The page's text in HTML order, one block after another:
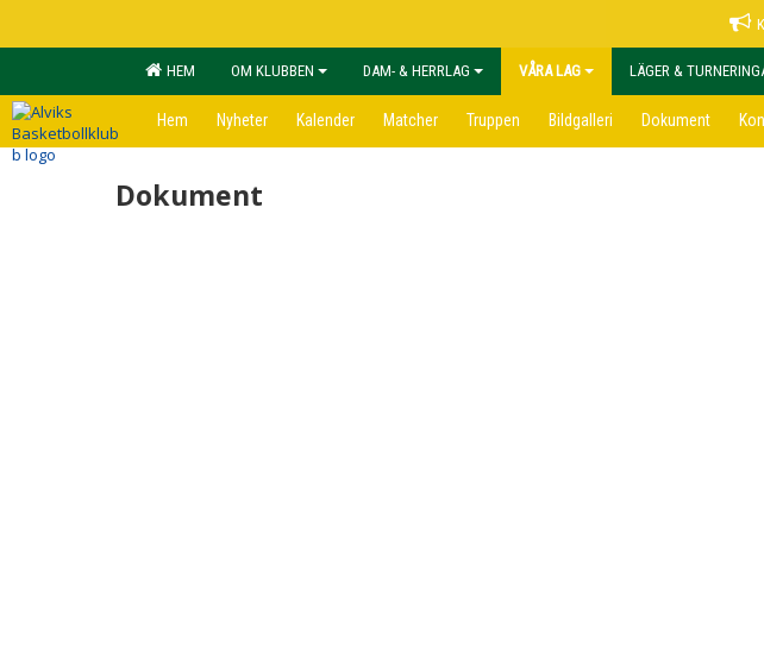
HEM OM KLUBBEN DAM- & HERRLAG VÅRA LAG LÄGER &
Hem Nyheter Kalender Matcher Truppen Bildgalleri Dokument
Dokument